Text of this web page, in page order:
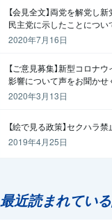
【会見全文】両党を解党し
民主党に示したことにつ
2020年7月16日
【ご意見募集】新型コロナ
影響について声をお聞かせ
2020年3月13日
【絵で見る政策】セクハラ
2019年4月25日
最近読まれてい